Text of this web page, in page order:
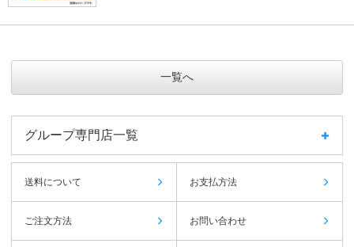
一覧へ
グループ専門店一覧
送料について お支払方法
ご注文方法 お問い合わせ